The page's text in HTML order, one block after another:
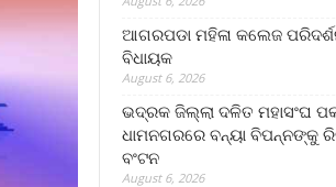
ଆଗରପଡା ମହିଳା କଲେଜ
ବିଧାୟକ
August 6, 2026
ଭଦ୍ରକ ଜିଲ୍ଲା ଦଳିତ ମହାସଂଘ
ଧାମନଗରରେ ବନ୍ୟା ବିପନ୍ନଙ୍କୁ
ବଂଟନ
August 6, 2026